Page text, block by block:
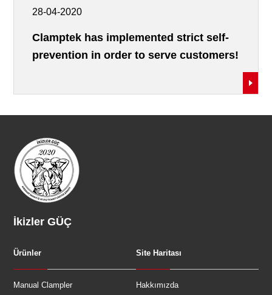
28-04-2020
Clamptek has implemented strict self-
prevention in order to serve customers!
İkizler GÜÇ
Ürünler
Manual Clampler
Site Haritası
Hakkımızda